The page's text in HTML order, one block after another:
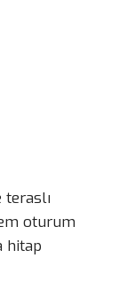
oturum
hitap